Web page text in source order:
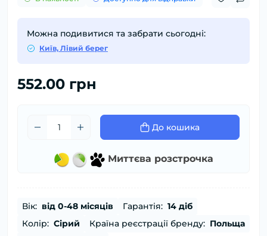
Можна подивитися та забрати сьогодні:
Київ, Лівий берег
552.00 грн
До кошика
Миттєва розстрочка
Вік: від 0-48 місяців Гарантія: 14 діб
Колір: Сірий Країна реєстрації бренду: Польща